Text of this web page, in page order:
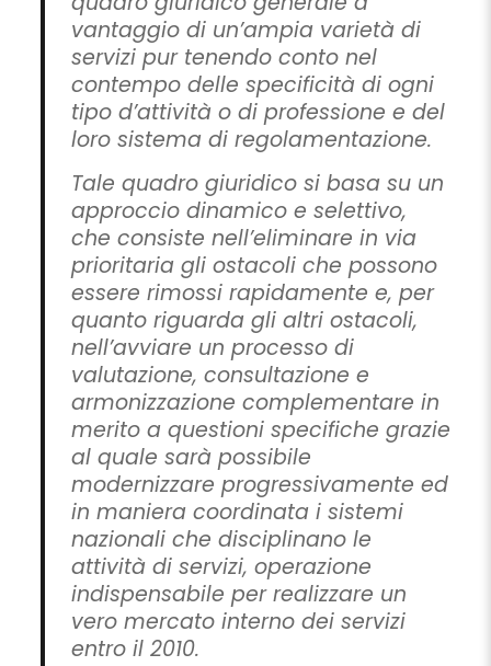
vantaggio di un’ampia varietà di
servizi pur tenendo conto nel
contempo delle specificità di ogni
tipo d’attività o di professione e del
loro sistema di regolamentazione.
Tale quadro giuridico si basa su un
approccio dinamico e selettivo,
che consiste nell’eliminare in via
prioritaria gli ostacoli che possono
essere rimossi rapidamente e, per
quanto riguarda gli altri ostacoli,
nell’avviare un processo di
valutazione, consultazione e
armonizzazione complementare in
merito a questioni specifiche grazie
al quale sarà possibile
modernizzare progressivamente ed
in maniera coordinata i sistemi
nazionali che disciplinano le
attività di servizi, operazione
indispensabile per realizzare un
vero mercato interno dei servizi
entro il 2010.